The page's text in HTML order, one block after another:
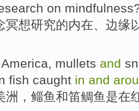
on mindfulness
冥想研究的内在、 边缘
America, mullets and
fish caught in and
洲， 鲻鱼和笛鲷鱼 是在